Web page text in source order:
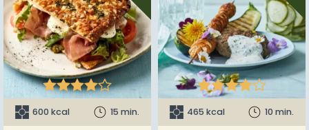

600 kcal 15 min.

465 kcal 10 min.